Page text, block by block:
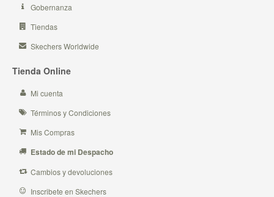
Gobernanza
Tiendas
Skechers Worldwide
Tienda Online
Mi cuenta
Términos y Condiciones
Mis Compras
Estado de mi Despacho
Cambios y devoluciones
Inscribete en Skechers